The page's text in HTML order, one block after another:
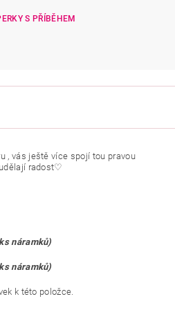
S PŘÍBĚHEM
, vás ještě více spojí tou pravou
radost♡︎
náramků)
náramků)
k této položce.